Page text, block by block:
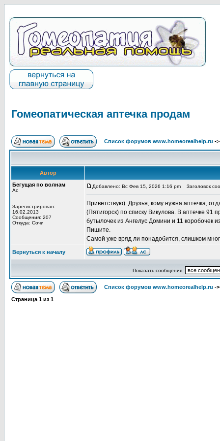
Гомеопатическая аптечка продам
Список форумов www.homeorealhelp.ru -
Автор
Бегущая по волнам
Ас
Зарегистрирован:
16.02.2013
Сообщения: 207
Откуда: Сочи
Добавлено: Вс Фев 15, 2026 1:16 pm Заголовок
Приветствую). Друзья, кому нужна аптечка,
(Пятигорск) по списку Викулова. В аптечке
бутылочек из Ангелус Домини и 11 коробочек
Пишите.
Самой уже вряд ли понадобится, слишком
Вернуться к началу
Показать сообщения:
Список форумов www.homeorealhelp.ru -
Страница 1 из 1